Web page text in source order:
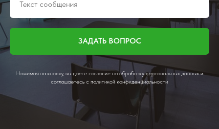
ЗАДАТЬ ВОПРОС
Нажимая на кнопку, вы даете согласие на обработку персональных данных и
соглашаетесь c политикой конфиденциальности